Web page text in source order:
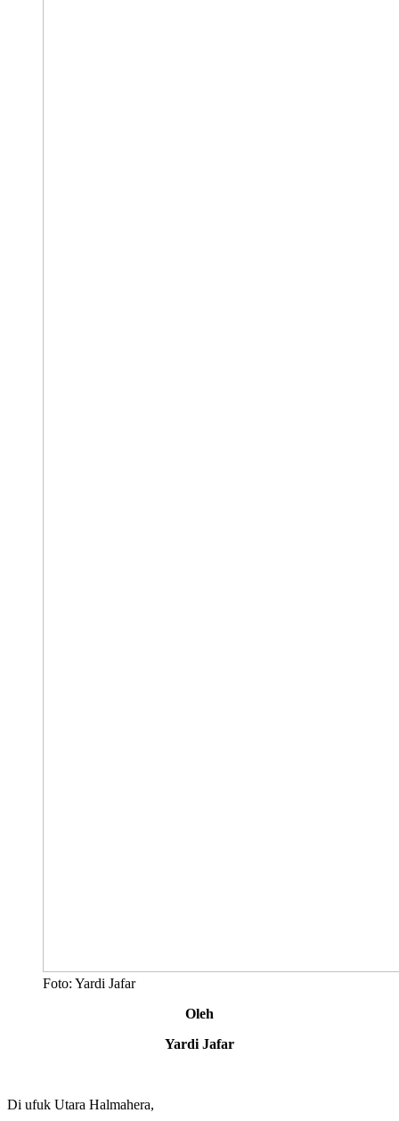
Foto: Yardi Jafar
Oleh
Yardi Jafar
Di ufuk Utara Halmahera,